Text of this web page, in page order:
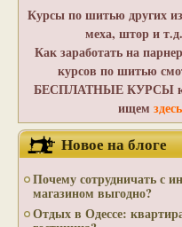
Курсы по шитью других
меха, штор и т.д.
Как заработать на
курсов по шитью
БЕСПЛАТНЫЕ КУРСЫ
ищем здесь
Новое на блоге
Почему сотрудничать с
магазином выгодно?
Отдых в Одессе: